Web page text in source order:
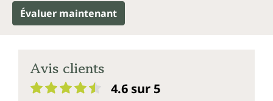
Produit exempt des additifs suivants
lactose, de fructose, de nanoparticules et de tout
additif.
Évaluer maintenant
Avis clients
4.6 sur 5